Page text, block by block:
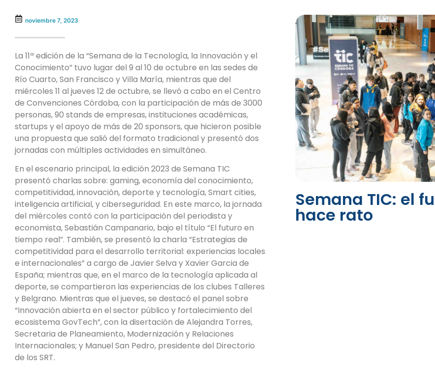
noviembre 7, 2023
La 11ª edición de la “Semana de la Tecnología, la Innovación y el
Conocimiento” tuvo lugar del 9 al 10 de octubre en las sedes de
Río Cuarto, San Francisco y Villa María, mientras que del
miércoles 11 al jueves 12 de octubre, se llevó a cabo en el Centro
de Convenciones Córdoba, con la participación de más de 3000
personas, 90 stands de empresas, instituciones académicas,
startups y el apoyo de más de 20 sponsors, que hicieron posible
una propuesta que salió del formato tradicional y presentó dos
jornadas con múltiples actividades en simultáneo.
En el escenario principal, la edición 2023 de Semana TIC
presentó charlas sobre: gaming, economía del conocimiento,
competitividad, innovación, deporte y tecnología, Smart cities,
inteligencia artificial, y ciberseguridad. En este marco, la jornada
del miércoles contó con la participación del periodista y
economista, Sebastián Campanario, bajo el título “El futuro en
tiempo real”. También, se presentó la charla “Estrategias de
competitividad para el desarrollo territorial: experiencias locales
e internacionales” a cargo de Javier Selva y Xavier Garcia de
España; mientras que, en el marco de la tecnología aplicada al
deporte, se compartieron las experiencias de los clubes Talleres
y Belgrano. Mientras que el jueves, se destacó el panel sobre
“Innovación abierta en el sector público y fortalecimiento del
ecosistema GovTech”, con la disertación de Alejandra Torres,
Secretaria de Planeamiento, Modernización y Relaciones
Internacionales; y Manuel San Pedro, presidente del Directorio
de los SRT.
Semana TIC: el
hace rato